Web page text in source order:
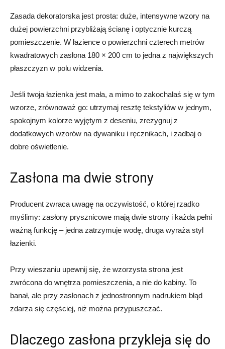
Zasada dekoratorska jest prosta: duże, intensywne wzory na
dużej powierzchni przybliżają ścianę i optycznie kurczą
pomieszczenie. W łazience o powierzchni czterech metrów
kwadratowych zasłona 180 × 200 cm to jedna z największych
płaszczyzn w polu widzenia.
Jeśli twoja łazienka jest mała, a mimo to zakochałaś się w tym
wzorze, zrównoważ go: utrzymaj resztę tekstyliów w jednym,
spokojnym kolorze wyjętym z deseniu, zrezygnuj z
dodatkowych wzorów na dywaniku i ręcznikach, i zadbaj o
dobre oświetlenie.
Zasłona ma dwie strony
Producent zwraca uwagę na oczywistość, o której rzadko
myślimy: zasłony prysznicowe mają dwie strony i każda pełni
ważną funkcję – jedna zatrzymuje wodę, druga wyraża styl
łazienki.
Przy wieszaniu upewnij się, że wzorzysta strona jest
zwrócona do wnętrza pomieszczenia, a nie do kabiny. To
banał, ale przy zasłonach z jednostronnym nadrukiem błąd
zdarza się częściej, niż można przypuszczać.
Dlaczego zasłona przykleja się do